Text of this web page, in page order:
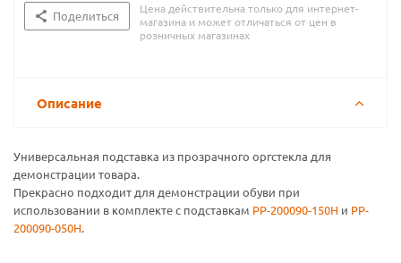
Поделиться
Цена действительна только для интернет-
магазина и может отличаться от цен в
розничных магазинах
Описание
Универсальная подставка из прозрачного оргстекла для
демонстрации товара.
Прекрасно подходит для демонстрации обуви при
использовании в комплекте с подставкам PP-200090-150H и PP-
200090-050H.